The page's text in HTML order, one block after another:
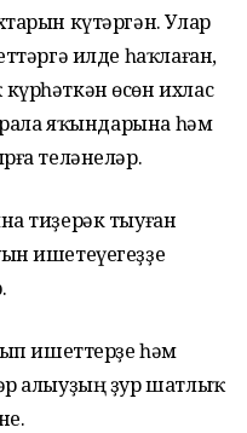
күтәргән. Улар
илде һаҡлаған,
өсөн ихлас
яҡындарына һәм
теләнеләр.
тиҙерәк тыуған
ишетеүегеҙҙе
ишеттерҙе һәм
алыуҙың ҙур шатлыҡ